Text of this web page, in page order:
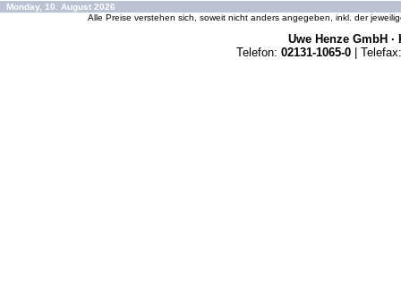
Monday, 10. August 2026
Alle Preise verstehen sich, soweit nicht anders angegeben, inkl. der
Uwe Henze GmbH ·
Telefon: 02131-1065-0 | Telefax: